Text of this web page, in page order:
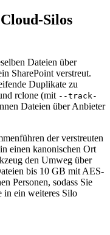
Silos
Dateien über
SharePoint verstreut.
Duplikate zu
rclone (mit --track-
Dateien über Anbieter
der verstreuten
in einen kanonischen Ort
den Umweg über
bis 10 GB mit AES-
Personen, sodass Sie
in ein weiteres Silo